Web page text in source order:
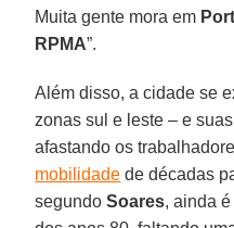
Muita gente mora em
RPMA”.
Além disso, a cidade se
zonas sul e leste – e
afastando os
mobilidade de décadas
segundoSoares, ainda